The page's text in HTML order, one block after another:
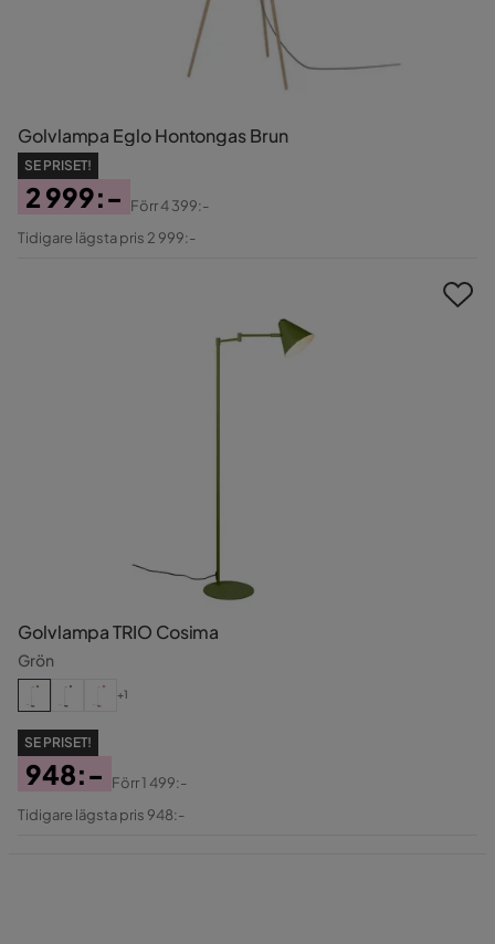
Golvlampa Eglo Hontongas Brun
SE PRISET!
Pris
2 999:-
Original
Förr4 399:-
Tidigare lägsta pris 2 999:-
Golvlampa TRIO Cosima
Grön
+1
SE PRISET!
Pris
948:-
Original
Förr1 499:-
Tidigare lägsta pris 948:-